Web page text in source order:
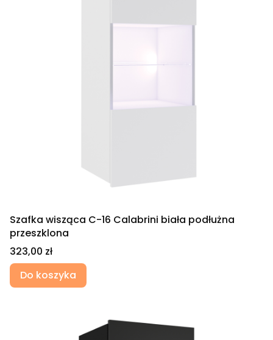
Szafka wisząca C-16 Calabrini biała podłużna
przeszklona
Cena
323,00 zł
Do koszyka